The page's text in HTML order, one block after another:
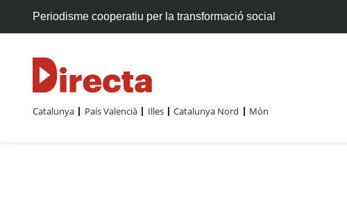
Periodisme cooperatiu per la transformació social
Catalunya País Valencià Illes Catalunya Nord Món